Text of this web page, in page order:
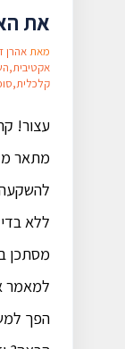
את
מאתאהרן
אקטיבית,
קלכלית,
עצור!
מתאר
ללא
מסתכן
למאמר
הפך